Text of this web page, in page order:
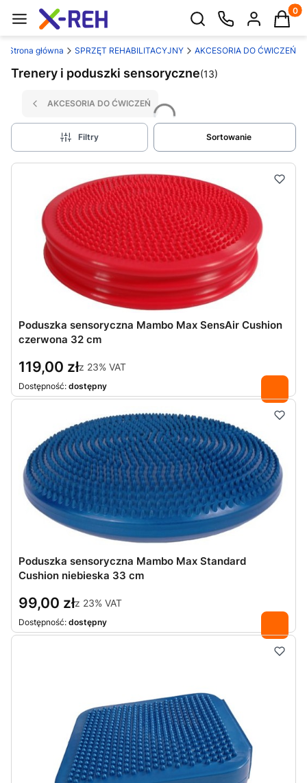
Otwórz wyszukiwarkę
Strona główna SPRZĘT REHABILITACYJNY AKCESORIA DO ĆWICZEŃ
Trenery i poduszki sensoryczne(13)
AKCESORIA DO ĆWICZEŃ
Filtry Sortowanie
Poduszka sensoryczna Mambo Max SensAir Cushion
czerwona 32 cm
119,00 złz 23% VAT
Dostępność: dostępny
Poduszka sensoryczna Mambo Max Standard
Cushion niebieska 33 cm
99,00 złz 23% VAT
Dostępność: dostępny